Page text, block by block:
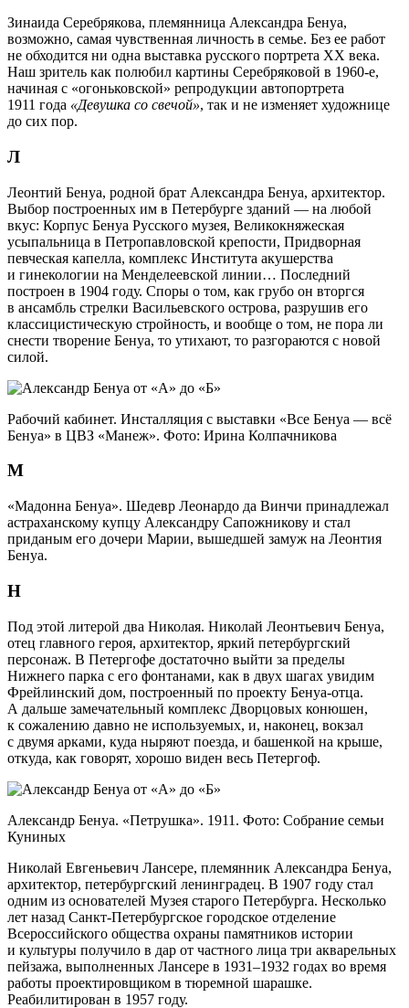
Зинаида Серебрякова, племянница Александра Бенуа,
возможно, самая чувственная личность в семье. Без ее работ
не обходится ни одна выставка русского портрета ХХ века.
Наш зритель как полюбил картины Серебряковой в 1960-е,
начиная с «огоньковской» репродукции автопортрета
1911 года «Девушка со свечой», так и не изменяет художнице
до сих пор.
Л
Леонтий Бенуа, родной брат Александра Бенуа, архитектор.
Выбор построенных им в Петербурге зданий — на любой
вкус: Корпус Бенуа Русского музея, Великокняжеская
усыпальница в Петропавловской крепости, Придворная
певческая капелла, комплекс Института акушерства
и гинекологии на Менделеевской линии… Последний
построен в 1904 году. Споры о том, как грубо он вторгся
в ансамбль стрелки Васильевского острова, разрушив его
классицистическую стройность, и вообще о том, не пора ли
снести творение Бенуа, то утихают, то разгораются с новой
силой.
Рабочий кабинет. Инсталляция с выставки «Все Бенуа — всё
Бенуа» в ЦВЗ «Манеж». Фото: Ирина Колпачникова
М
«Мадонна Бенуа». Шедевр Леонардо да Винчи принадлежал
астраханскому купцу Александру Сапожникову и стал
приданым его дочери Марии, вышедшей замуж на Леонтия
Бенуа.
Н
Под этой литерой два Николая. Николай Леонтьевич Бенуа,
отец главного героя, архитектор, яркий петербургский
персонаж. В Петергофе достаточно выйти за пределы
Нижнего парка с его фонтанами, как в двух шагах увидим
Фрейлинский дом, построенный по проекту Бенуа-отца.
А дальше замечательный комплекс Дворцовых конюшен,
к сожалению давно не используемых, и, наконец, вокзал
с двумя арками, куда ныряют поезда, и башенкой на крыше,
откуда, как говорят, хорошо виден весь Петергоф.
Александр Бенуа. «Петрушка». 1911. Фото: Собрание семьи
Куниных
Николай Евгеньевич Лансере, племянник Александра Бенуа,
архитектор, петербургский ленинградец. В 1907 году стал
одним из основателей Музея старого Петербурга. Несколько
лет назад Санкт-Петербургское городское отделение
Всероссийского общества охраны памятников истории
и культуры получило в дар от частного лица три акварельных
пейзажа, выполненных Лансере в 1931–1932 годах во время
работы проектировщиком в тюремной шарашке.
Реабилитирован в 1957 году.